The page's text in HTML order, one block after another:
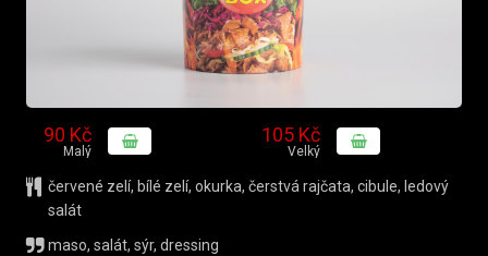
90 Kč
Malý
105 Kč
Velký
červené zelí, bílé zelí, okurka, čerstvá rajčata, cibule, ledový
salát
maso, salát, sýr, dressing